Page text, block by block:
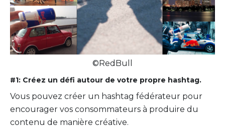
©RedBull
#1: Créez un défi autour de votre propre hashtag.
Vous pouvez créer un hashtag fédérateur pour
encourager vos consommateurs à produire du
contenu de manière créative.